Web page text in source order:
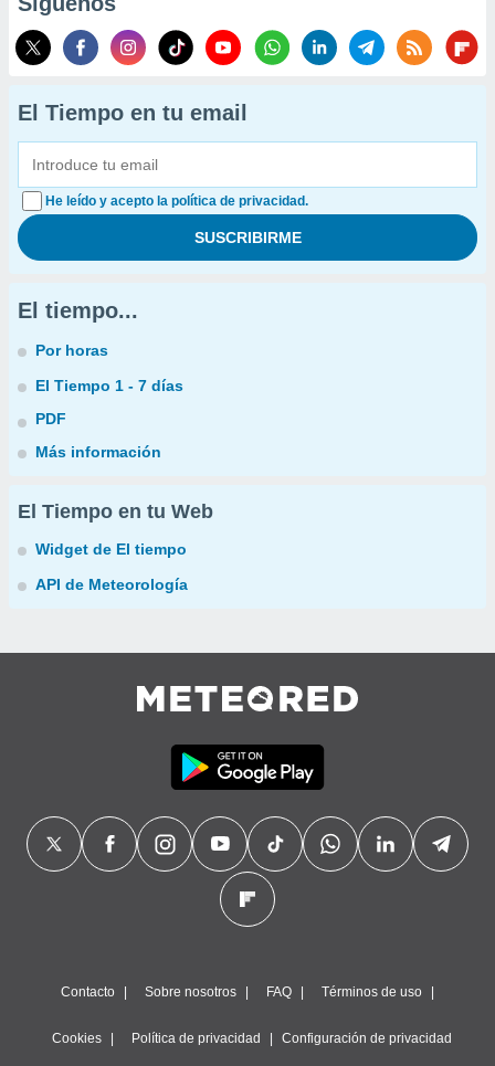
El Tiempo en tu email
He leído y acepto la política de privacidad.
El tiempo...
Por horas
El Tiempo 1 - 7 días
PDF
Más información
El Tiempo en tu Web
Widget de El tiempo
API de Meteorología
Contacto Sobre nosotros FAQ Términos de uso
Cookies Política de privacidad Configuración de privacidad